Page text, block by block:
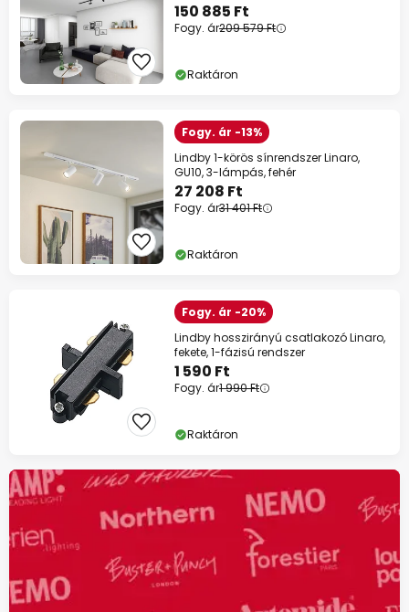
150 885 Ft
Fogy. ár209 579 Ft
Raktáron
Fogy. ár -13%
Lindby 1-körös sínrendszer Linaro,
GU10, 3-lámpás, fehér
27 208 Ft
Fogy. ár31 401 Ft
Raktáron
Fogy. ár -20%
Lindby hosszirányú csatlakozó Linaro,
fekete, 1-fázisú rendszer
1 590 Ft
Fogy. ár1 990 Ft
Raktáron